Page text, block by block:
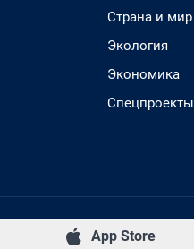
Страна и мир
Экология
Экономика
Спецпроекты
App Store